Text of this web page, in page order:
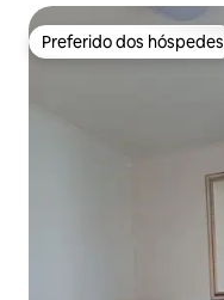
Preferido dos hóspedes
Preferido dos hóspedes